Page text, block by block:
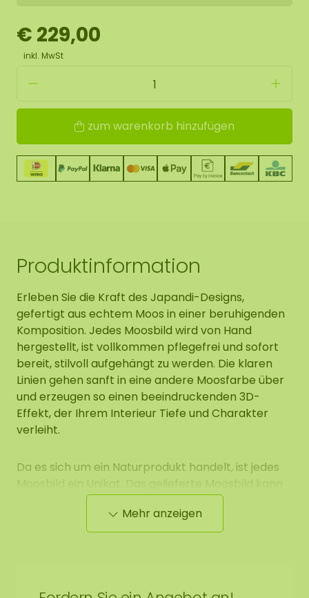
€ 229,00
inkl. MwSt
zum warenkorb hinzufügen
Produktinformation
Erleben Sie die Kraft des Japandi-Designs,
gefertigt aus echtem Moos in einer beruhigenden
Komposition. Jedes Moosbild wird von Hand
hergestellt, ist vollkommen pflegefrei und sofort
bereit, stilvoll aufgehängt zu werden. Die klaren
Linien gehen sanft in eine andere Moosfarbe über
und erzeugen so einen beeindruckenden 3D-
Effekt, der Ihrem Interieur Tiefe und Charakter
verleiht.
Da es sich um ein Naturprodukt handelt, ist jedes
daher vom gezeigten Foto abweichen.Wünschen
Sie eine andere Größe? Kontaktieren Sie uns.
Mehr anzeigen